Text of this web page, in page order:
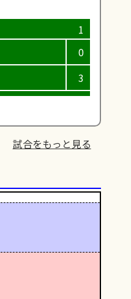
0
3
試合をもっと見る